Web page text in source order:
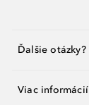
Ďalšie otázky?
Viac informácií